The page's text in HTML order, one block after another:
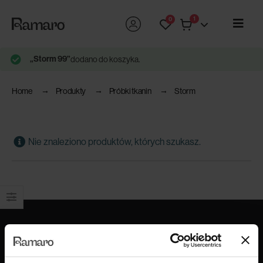
0 1
„Storm 99”dodano do koszyka.
Home Produkty Próbki tkanin Storm
Nie znaleziono produktów, których szukasz.
Produkty